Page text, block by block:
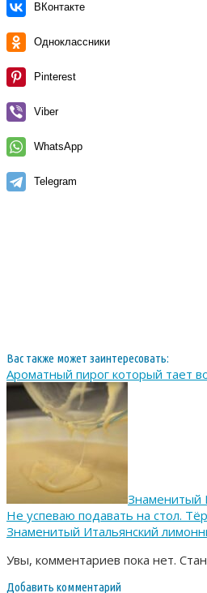
ВКонтакте
Одноклассники
Pinterest
Viber
WhatsApp
Telegram
Вас также может заинтересовать:
Ароматный пирог который тает
Знаменитый
Не успеваю подавать на стол.
Знаменитый Итальянский
Увы, комментариев пока нет.
Добавить комментарий